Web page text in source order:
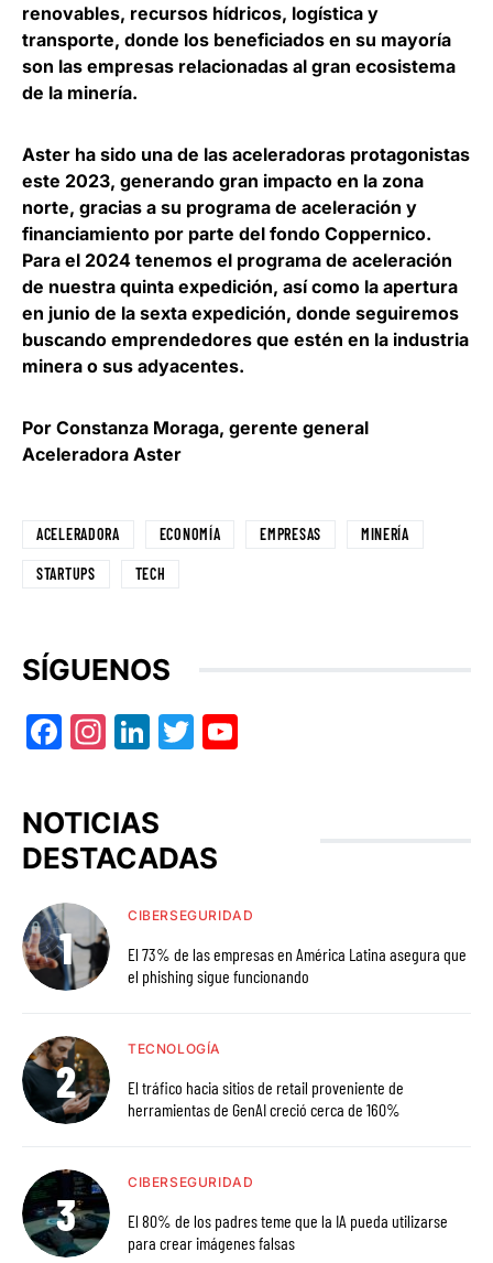
renovables, recursos hídricos, logística y
transporte, donde los beneficiados en su mayoría
son las empresas relacionadas al gran ecosistema
de la minería.
Aster ha sido una de las aceleradoras protagonistas
este 2023, generando gran impacto en la zona
norte, gracias a su programa de aceleración y
financiamiento por parte del fondo Coppernico.
Para el 2024 tenemos el programa de aceleración
de nuestra quinta expedición, así como la apertura
en junio de la sexta expedición, donde seguiremos
buscando emprendedores que estén en la industria
minera o sus adyacentes.
Por Constanza Moraga, gerente general
Aceleradora Aster
ACELERADORA ECONOMÍA EMPRESAS MINERÍA
STARTUPS TECH
SÍGUENOS
Facebook
Instagram
LinkedIn
Twitter
NOTICIAS
DESTACADAS
CIBERSEGURIDAD
El 73% de las empresas en América Latina asegura que
el phishing sigue funcionando
TECNOLOGÍA
El tráfico hacia sitios de retail proveniente de
herramientas de GenAI creció cerca de 160%
CIBERSEGURIDAD
El 80% de los padres teme que la IA pueda utilizarse
para crear imágenes falsas